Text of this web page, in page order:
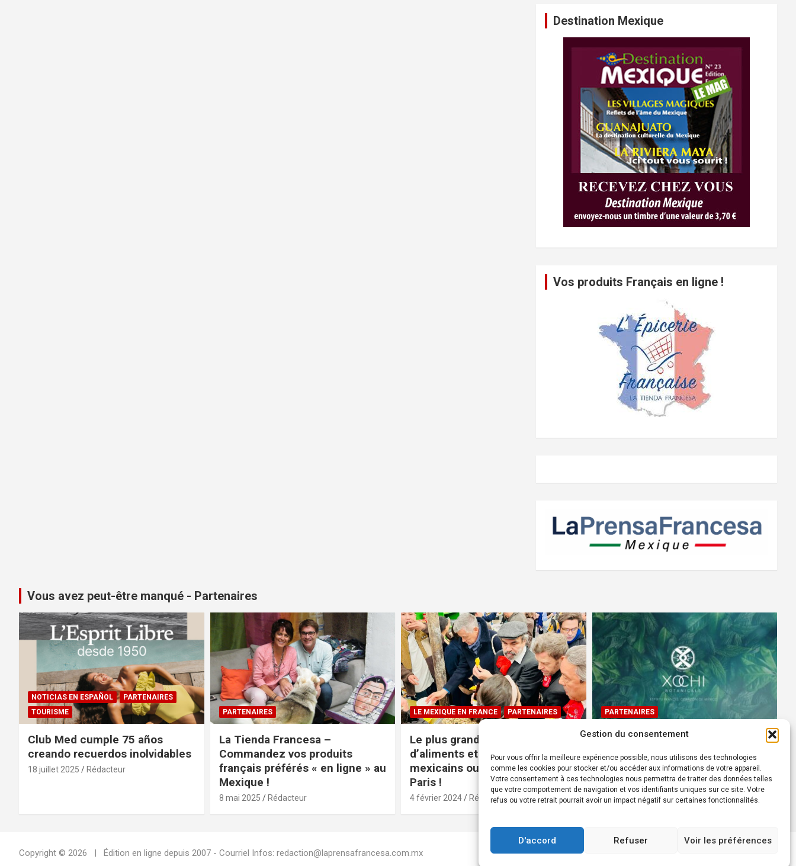
Gestion du consentement
Pour vous offrir la meilleure expérience possible, nous utilisons des technologies
comme les cookies pour stocker et/ou accéder aux informations de votre appareil.
Votre consentement à ces technologies nous permettra de traiter des données telles
que votre comportement de navigation et vos identifiants uniques sur ce site. Votre
refus ou votre retrait pourrait avoir un impact négatif sur certaines fonctionnalités.
D'accord Refuser Voir les préférences
Destination Mexique
Vos produits Français en ligne !
Vous avez peut-être manqué - Partenaires
NOTICIAS EN ESPAÑOL
PARTENAIRES
TOURISME
Club Med cumple 75 años
creando recuerdos inolvidables
18 juillet 2025 Rédacteur
PARTENAIRES
La Tienda Francesa –
Commandez vos produits
français préférés « en ligne » au
Mexique !
8 mai 2025 Rédacteur
LE MEXIQUE EN FRANCE PARTENAIRES
Le plus grand magasin
d’aliments et produits
mexicains ouvre ses portes à
Paris !
4 février 2024 Rédacteur
PARTENAIRES
Devenez Ambassadeur XOCHI
BOTANICALS – « El espíritu
francés con corazón de
México! »
24 août 2022 Rédacteur
Copyright © 2026 Édition en ligne depuis 2007 - Courriel Infos: redaction@laprensafrancesa.com.mx